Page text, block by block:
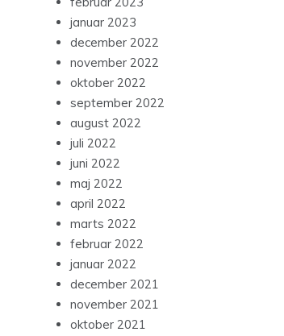
januar 2023
december 2022
november 2022
oktober 2022
september 2022
august 2022
juli 2022
juni 2022
maj 2022
april 2022
marts 2022
februar 2022
januar 2022
december 2021
november 2021
oktober 2021